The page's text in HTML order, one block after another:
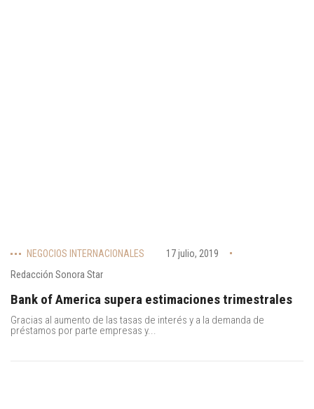
NEGOCIOS INTERNACIONALES
17 julio, 2019
Redacción Sonora Star
Bank of America supera estimaciones trimestrales
Gracias al aumento de las tasas de interés y a la demanda de
préstamos por parte empresas y...